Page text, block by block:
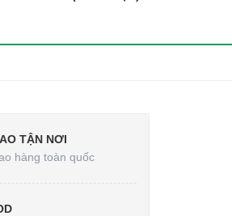
TẬN NƠI
hàng toàn quốc